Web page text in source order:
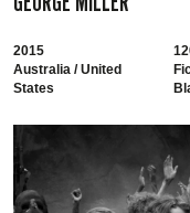
2015
Australia / United
States